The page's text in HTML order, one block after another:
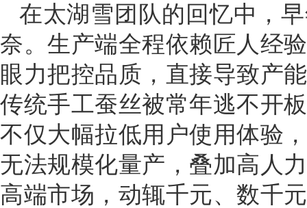
在太湖雪团队的回忆中，
奈。生产端全程依赖匠人经
眼力把控品质，直接导致产
传统手工蚕丝被常年逃不开
不仅大幅拉低用户使用体验
无法规模化量产，叠加高人
高端市场，动辄千元、数千